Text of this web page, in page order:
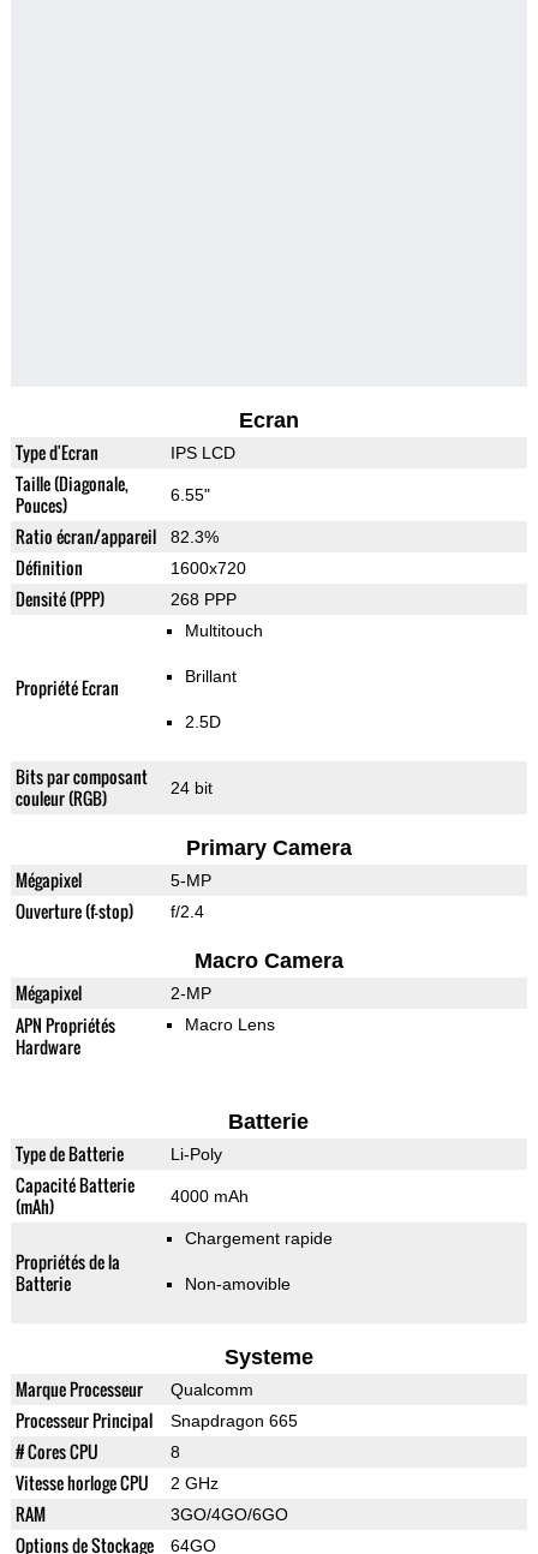
Ecran
Type d'Ecran IPS LCD
Taille (Diagonale,
Pouces)
6.55"
Ratio écran/appareil 82.3%
Définition 1600x720
Densité (PPP) 268 PPP
Propriété Ecran
Multitouch
Brillant
2.5D
Bits par composant
couleur (RGB)
24 bit
Primary Camera
Mégapixel 5-MP
Ouverture (f-stop) f/2.4
Macro Camera
Mégapixel 2-MP
APN Propriétés
Hardware
Macro Lens
Batterie
Type de Batterie Li-Poly
Capacité Batterie
(mAh)
4000 mAh
Propriétés de la
Batterie
Chargement rapide
Non-amovible
Systeme
Marque Processeur Qualcomm
Processeur Principal Snapdragon 665
# Cores CPU 8
Vitesse horloge CPU 2 GHz
RAM 3GO/4GO/6GO
Options de Stockage 64GO